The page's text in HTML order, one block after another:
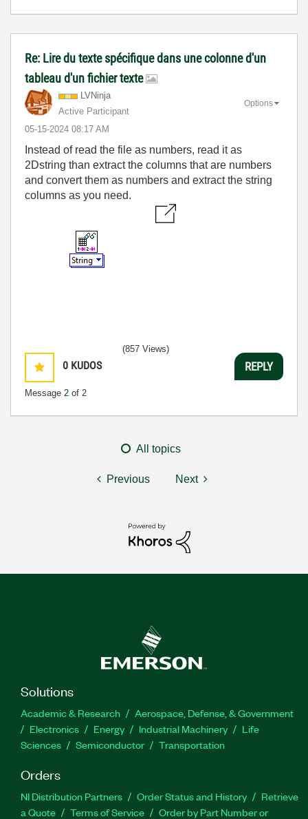
Re: Lire du texte spécifique dans une colonne d'un
tableau d'un fichier texte
LVNinja
Active Participant
‎05-15-2024 08:17 AM
Options
Instead of read the file as numbers, read it as
2Dstring than extract the columns that are numbers
and convert them as numbers and extract the string
columns as you need.
0 KUDOS
Message 2 of 2
(857 Views)
REPLY
All topics
Previous Next
Solutions
Academic & Research
Aerospace, Defense, & Government
Electronics
Energy Industrial Machinery
Life
Sciences
Semiconductor Transportation
Orders
NI Distribution Partners Order Status and History
Retrieve
a Quote
Terms of Service
Order by Part Number or